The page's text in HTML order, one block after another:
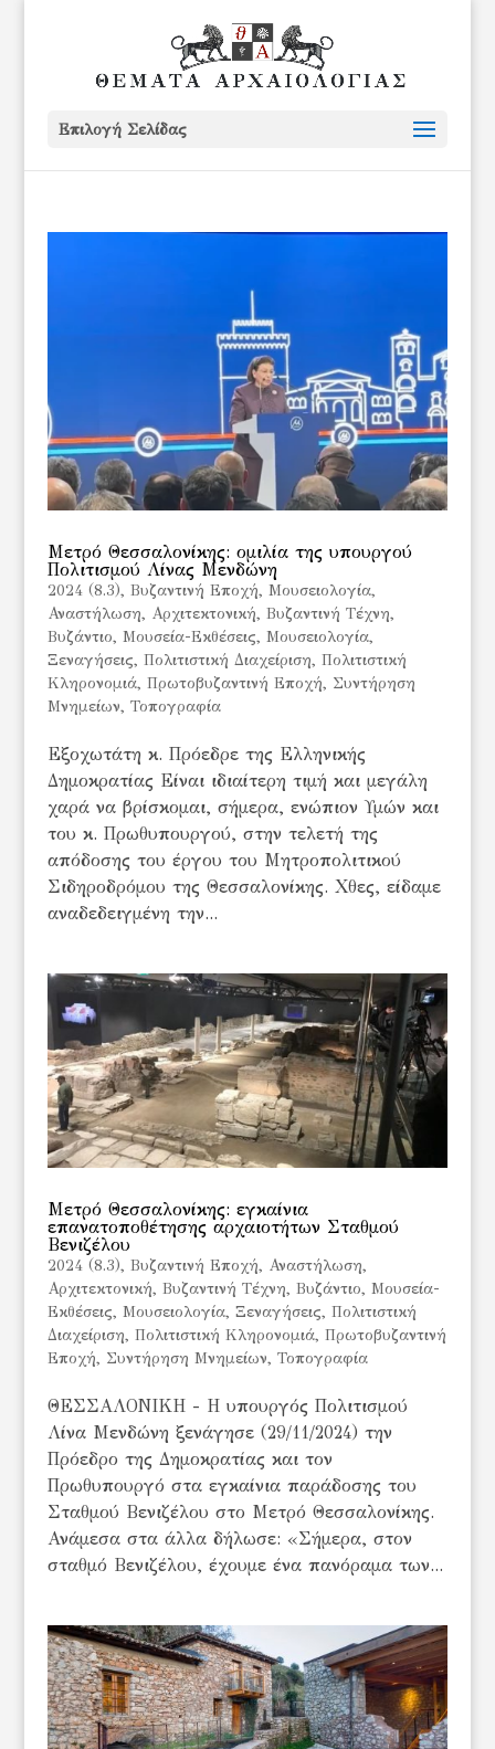
Επιλογή Σελίδας
Μετρό Θεσσαλονίκης: ομιλία της υπουργού
Πολιτισμού Λίνας Μενδώνη
2024 (8.3), Bυζαντινή Εποχή, Mουσειολογία,
Αναστήλωση, Αρχιτεκτονική, Βυζαντινή Τέχνη,
Βυζάντιο, Μουσεία-Εκθέσεις, Μουσειολογία,
Ξεναγήσεις, Πολιτιστική Διαχείριση, Πολιτιστική
Κληρονομιά, Πρωτοβυζαντινή Εποχή, Συντήρηση
Μνημείων, Τοπογραφία
Εξοχωτάτη κ. Πρόεδρε της Ελληνικής
Δημοκρατίας Είναι ιδιαίτερη τιμή και μεγάλη
χαρά να βρίσκομαι, σήμερα, ενώπιον Υμών και
του κ. Πρωθυπουργού, στην τελετή της
απόδοσης του έργου του Μητροπολιτικού
Σιδηροδρόμου της Θεσσαλονίκης. Χθες, είδαμε
αναδεδειγμένη την...
Μετρό Θεσσαλονίκης: εγκαίνια
επανατοποθέτησης αρχαιοτήτων Σταθμού
Βενιζέλου
2024 (8.3), Bυζαντινή Εποχή, Αναστήλωση,
Αρχιτεκτονική, Βυζαντινή Τέχνη, Βυζάντιο, Μουσεία-
Εκθέσεις, Μουσειολογία, Ξεναγήσεις, Πολιτιστική
Διαχείριση, Πολιτιστική Κληρονομιά, Πρωτοβυζαντινή
Εποχή, Συντήρηση Μνημείων, Τοπογραφία
ΘΕΣΣΑΛΟΝΙΚΗ - Η υπουργός Πολιτισμού
Λίνα Μενδώνη ξενάγησε (29/11/2024) την
Πρόεδρο της Δημοκρατίας και τον
Πρωθυπουργό στα εγκαίνια παράδοσης του
Σταθμού Βενιζέλου στο Μετρό Θεσσαλονίκης.
Ανάμεσα στα άλλα δήλωσε: «Σήμερα, στον
σταθμό Βενιζέλου, έχουμε ένα πανόραμα των...